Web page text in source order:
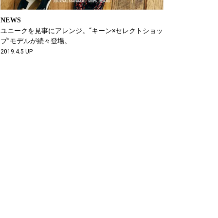
NEWS
ユニークを見事にアレンジ。“キーン×セレクトショッ
プ”モデルが続々登場。
2019.4.5 UP